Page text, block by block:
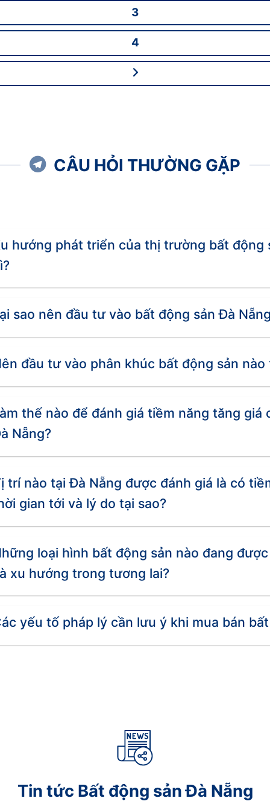
78
75
70
tố như: vị trí, phân khúc, tiện ích, cơ sở hạ tầng…
thành. Tuy nhiên, tiềm năng tăng giá của bất
Giá bán
40-70
35-60
25-40
thay đổi tùy thuộc vào từng dự án.
Cơ hội và thách thức
còn là một điểm đến đầu tư hấp dẫn. Với nhiều
du lịch, bất động sản Đà Nẵng mang đến nhiều cơ
đầu tư nhờ thiết kế hiện đại, tiện ích cao cấp và
sản phẩm được giới nhà giàu săn đón, mang
lớn trong tương lai, đặc biệt là các dự án nằm ở vị trí
uy tín, có năng lực tài chính vững mạnh.
3
4
CÂU HỎI THƯỜNG GẶP
hướng phát triển của thị trường bất động
sao nên đầu tư vào bất động sản Đà
đầu tư vào phân khúc bất động sản nào
thế nào để đánh giá tiềm năng tăng
Nẵng?
trí nào tại Đà Nẵng được đánh giá là có
gian tới và lý do tại sao?
loại hình bất động sản nào đang
xu hướng trong tương lai?
yếu tố pháp lý cần lưu ý khi mua bán
Tin tức Bất động sản Đà Nẵng